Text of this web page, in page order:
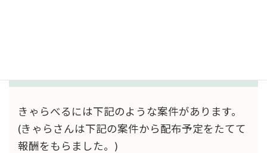
きゃらべるには下記のような案件があります。
(きゃらさんは下記の案件から配布予定をたてて
報酬をもらました。)